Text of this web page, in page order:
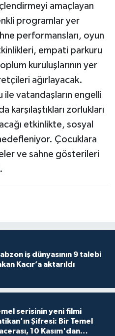
amaçlayan
programlar yer
performansları, oyun
empati parkuru
kuruluşlarının yer
ağırlayacak.
vatandaşların engelli
karşılaştıkları zorlukları
etkinlikte, sosyal
hedefleniyor. Çocuklara
ve sahne gösterileri
iş dünyasının 9 talebi
Kacır’a aktarıldı
serisinin yeni filmi
Şifresi: Bir Temel
10 Kasım'dan